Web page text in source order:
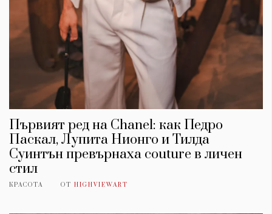
Първият ред на Chanel: как Педро
Паскал, Лупита Нионго и Тилда
Суинтън превърнаха couture в личен
стил
КРАСОТА ОТ HIGHVIEWART